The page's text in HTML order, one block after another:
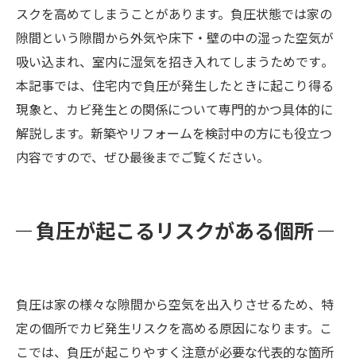
スクを高めてしまうことがあります。負圧状態では家の
隙間という隙間から外気や床下・壁の中の湿った空気が
吸い込まれ、室内に湿気を招き入れてしまうためです​。
本記事では、住宅内で負圧が発生したときに起こり得る
現象と、カビ発生との関係について専門的かつ具体的に
解説します。新築やリフォームを検討中の方にも役立つ
内容ですので、ぜひ最後までご覧ください。
負圧が起こるリスクがある個所
負圧は家の様々な隙間から空気を出入りさせるため、特
定の個所でカビ発生リスクを高める原因になります。こ
こでは、負圧が起こりやすく注意が必要な代表的な箇所